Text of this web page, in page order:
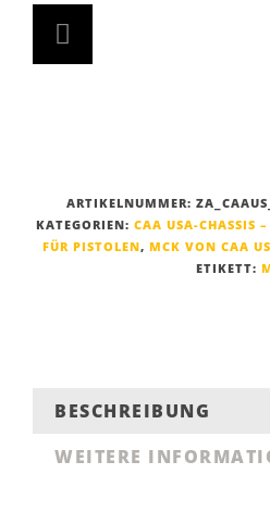
ARTIKELNUMMER:
KATEGORIEN: CAA USA-CHASSIS
FÜR PISTOLEN, MCK VON CAA
ETIKETT:
BESCHREIBUNG
WEITERE